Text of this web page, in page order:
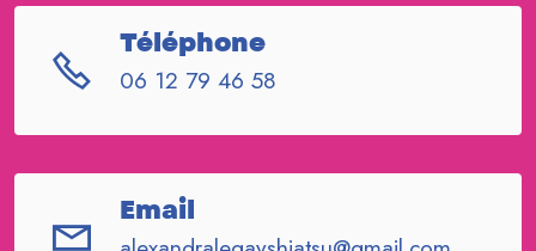
Téléphone
06 12 79 46 58
Email